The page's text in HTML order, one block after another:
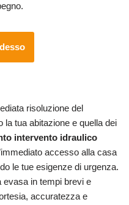
risoluzione del
la tua abitazione e quella dei
intervento idraulico
accesso alla casa
le tue esigenze di urgenza.
evasa in tempi brevi e
accuratezza e